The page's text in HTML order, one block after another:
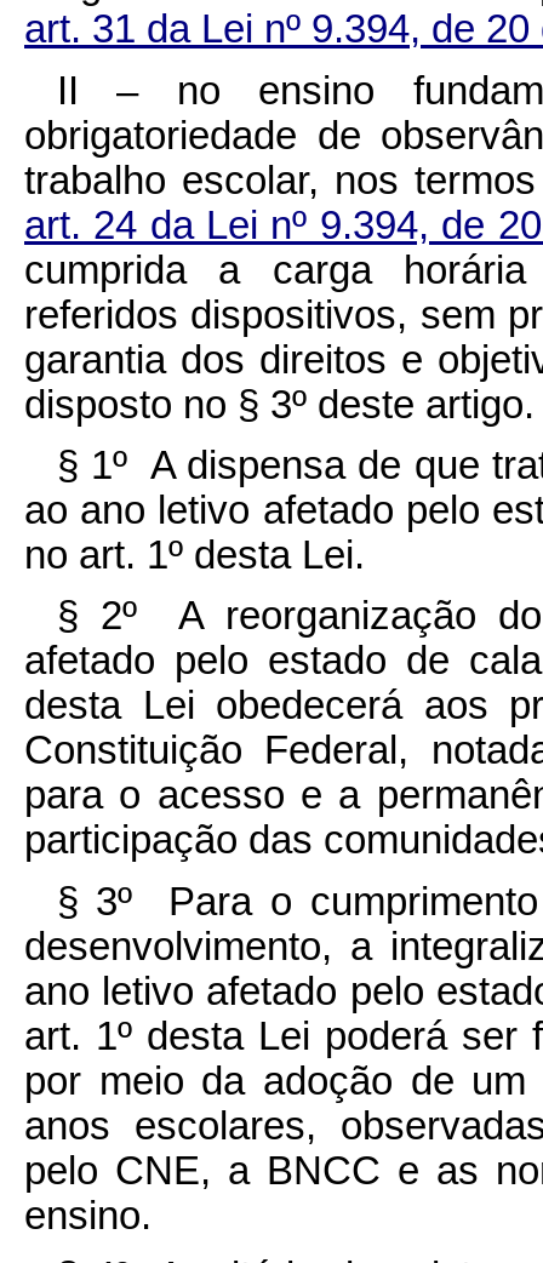
art. 31 da Lei nº 9.394, de
II – no ensino
obrigatoriedade de
trabalho escolar, nos
art. 24 da Lei nº 9.394, de
cumprida a carga
referidos dispositivos, sem
garantia dos direitos e
disposto no § 3º deste artigo.
§ 1º A dispensa de que
ao ano letivo afetado pelo
no art. 1º desta Lei.
§ 2º A reorganização
afetado pelo estado de
desta Lei obedecerá aos
Constituição Federal,
para o acesso e a
participação das
§ 3º Para o
desenvolvimento, a
ano letivo afetado pelo
art. 1º desta Lei poderá ser
por meio da adoção de um
anos escolares,
pelo CNE, a BNCC e as
ensino.